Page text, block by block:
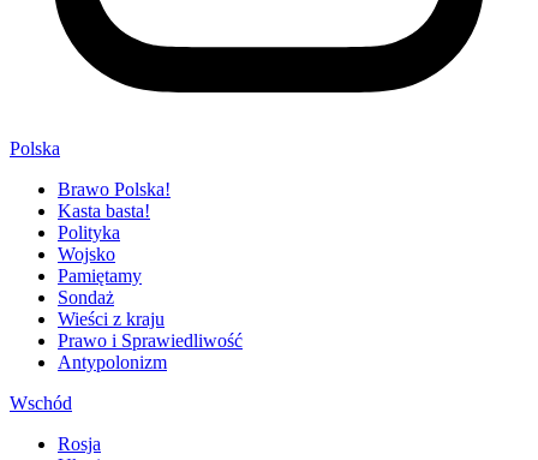
Polska
Brawo Polska!
Kasta basta!
Polityka
Wojsko
Pamiętamy
Sondaż
Wieści z kraju
Prawo i Sprawiedliwość
Antypolonizm
Wschód
Rosja